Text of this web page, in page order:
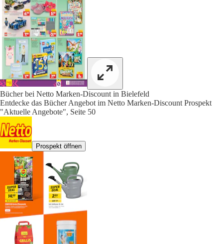
Bücher bei Netto Marken-Discount in Bielefeld
Entdecke das Bücher Angebot im Netto Marken-Discount Prospekt
"Aktuelle Angebote", Seite 50
Prospekt öffnen